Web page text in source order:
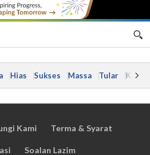
Hias Sukses Massa Tular Kes
Kami Terma & Syarat
Soalan Lazim